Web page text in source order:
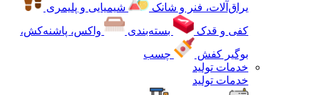
یراق‌آلات، فنر و شانک
شیمیایی و پلیمری
کفی و قدک
بسته‌بندی
واکس، پاشنه‌کش،
بوگیر کفش
چسب
خدمات تولید
خدمات تولید